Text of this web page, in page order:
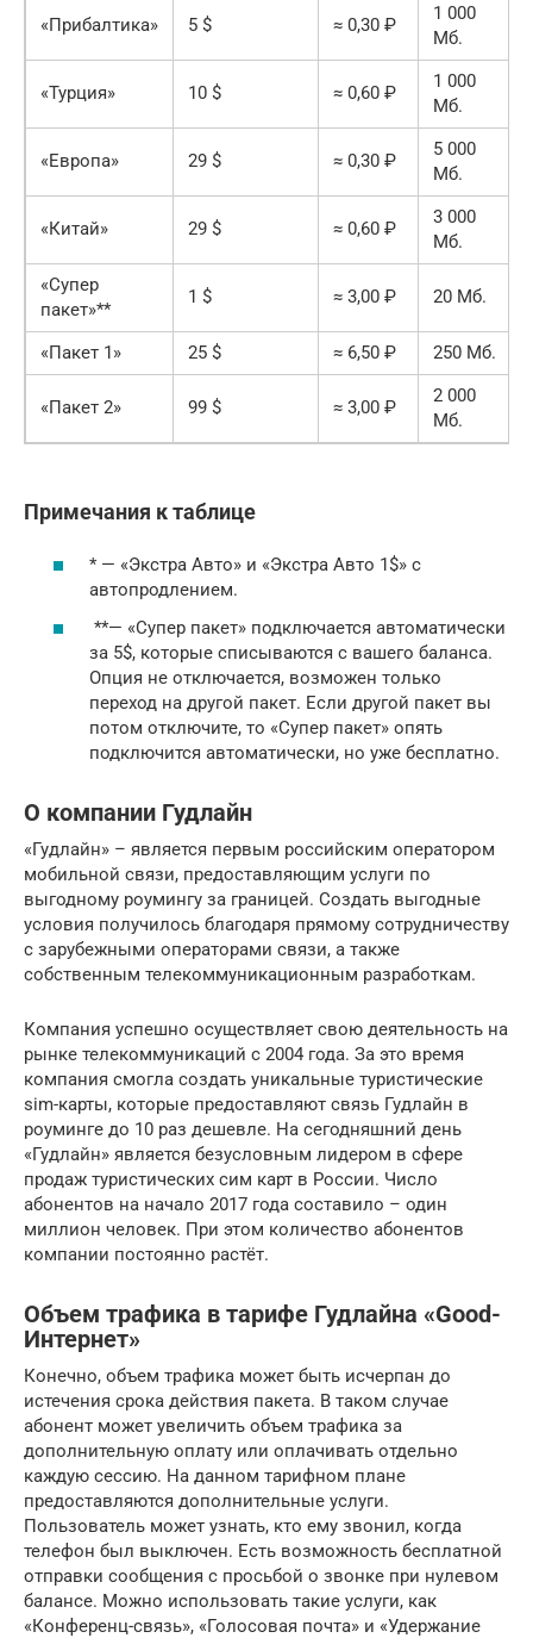
«Прибалтика» 5 $ ≈ 0,30 ₽
1 000
Мб.
«Турция» 10 $ ≈ 0,60 ₽
1 000
Мб.
«Европа» 29 $ ≈ 0,30 ₽
5 000
Мб.
«Китай» 29 $ ≈ 0,60 ₽
3 000
Мб.
«Супер
пакет»**
1 $ ≈ 3,00 ₽ 20 Мб.
«Пакет 1» 25 $ ≈ 6,50 ₽ 250 Мб.
«Пакет 2» 99 $ ≈ 3,00 ₽
2 000
Мб.
Примечания к таблице
* — «Экстра Авто» и «Экстра Авто 1$» с
автопродлением.
**— «Супер пакет» подключается автоматически
за 5$, которые списываются с вашего баланса.
Опция не отключается, возможен только
переход на другой пакет. Если другой пакет вы
потом отключите, то «Супер пакет» опять
подключится автоматически, но уже бесплатно.
О компании Гудлайн
«Гудлайн» – является первым российским оператором
мобильной связи, предоставляющим услуги по
выгодному роумингу за границей. Создать выгодные
условия получилось благодаря прямому сотрудничеству
с зарубежными операторами связи, а также
собственным телекоммуникационным разработкам.
Компания успешно осуществляет свою деятельность на
рынке телекоммуникаций с 2004 года. За это время
компания смогла создать уникальные туристические
sim-карты, которые предоставляют связь Гудлайн в
роуминге до 10 раз дешевле. На сегодняшний день
«Гудлайн» является безусловным лидером в сфере
продаж туристических сим карт в России. Число
абонентов на начало 2017 года составило – один
миллион человек. При этом количество абонентов
компании постоянно растёт.
Объем трафика в тарифе Гудлайна «Good-
Интернет»
Конечно, объем трафика может быть исчерпан до
истечения срока действия пакета. В таком случае
абонент может увеличить объем трафика за
дополнительную оплату или оплачивать отдельно
каждую сессию. На данном тарифном плане
предоставляются дополнительные услуги.
Пользователь может узнать, кто ему звонил, когда
телефон был выключен. Есть возможность бесплатной
отправки сообщения с просьбой о звонке при нулевом
балансе. Можно использовать такие услуги, как
«Конференц-связь», «Голосовая почта» и «Удержание